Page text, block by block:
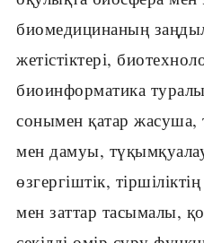
биомедицинаның
жетістіктері,
биоинформатика
сонымен қатар жасуша,
мен дамуы,
өзгергіштік,
мен заттар тасымалы,